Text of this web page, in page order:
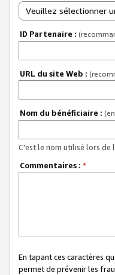
Veuillez sélectionner
ID Partenaire :
URL du site Web :
Nom du bénéficiaire :
C'est le nom utilisé lors de
Commentaires : *
En tapant ces caractères
permet de prévenir les